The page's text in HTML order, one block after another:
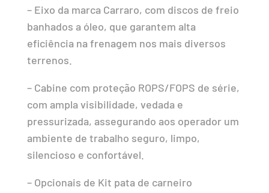
– Eixo da marca Carraro, com discos de freio
banhados a óleo, que garantem alta
eficiência na frenagem nos mais diversos
terrenos.
– Cabine com proteção ROPS/FOPS de série,
com ampla visibilidade, vedada e
pressurizada, assegurando aos operador um
ambiente de trabalho seguro, limpo,
silencioso e confortável.
– Opcionais de Kit pata de carneiro